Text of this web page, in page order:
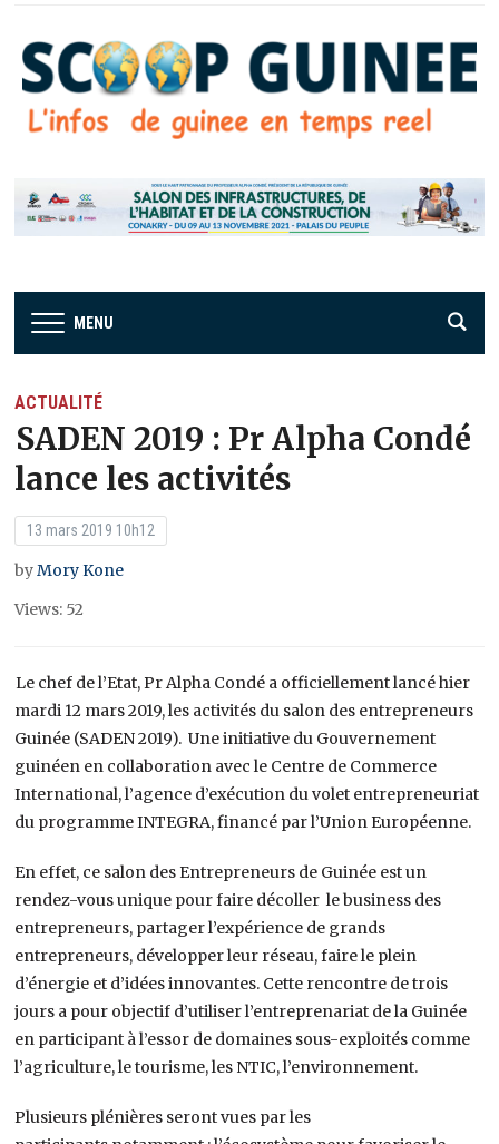
MENU
ACTUALITÉ
SADEN 2019 : Pr Alpha Condé
lance les activités
13 mars 2019 10h12
byMory Kone
Views: 52
Le chef de l’Etat, Pr Alpha Condé a officiellement lancé hier
mardi 12 mars 2019, les activités du salon des entrepreneurs
Guinée (SADEN 2019). Une initiative du Gouvernement
guinéen en collaboration avec le Centre de Commerce
International, l’agence d’exécution du volet entrepreneuriat
du programme INTEGRA, financé par l’Union Européenne.
En effet, ce salon des Entrepreneurs de Guinée est un
rendez-vous unique pour faire décoller le business des
entrepreneurs, partager l’expérience de grands
entrepreneurs, développer leur réseau, faire le plein
d’énergie et d’idées innovantes. Cette rencontre de trois
jours a pour objectif d’utiliser l’entreprenariat de la Guinée
en participant à l’essor de domaines sous-exploités comme
l’agriculture, le tourisme, les NTIC, l’environnement.
Plusieurs plénières seront vues par les